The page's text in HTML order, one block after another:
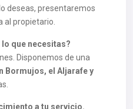
deseas, presentaremos
al propietario.
que necesitas?
Disponemos de una
Bormujos, el Aljarafe y
a tu servicio.